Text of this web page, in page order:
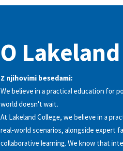
O
Z njihovimi besedami:
We believe in a practical education for
world doesn't wait.
At Lakeland College, we believe in a
real-world scenarios, alongside expert
collaborative learning. We know that